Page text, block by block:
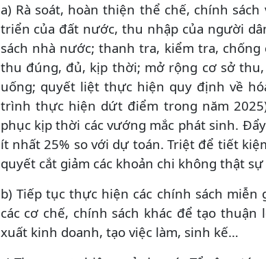
a) Rà soát, hoàn thiện thể chế, chính
triển của đất nước, thu nhập của người
sách nhà nước; thanh tra, kiểm tra,
thu đúng, đủ, kịp thời; mở rộng cơ sở
uống; quyết liệt thực hiện quy định về
trình thực hiện dứt điểm trong năm
phục kịp thời các vướng mắc phát sinh.
ít nhất 25% so với dự toán. Triệt để tiết
quyết cắt giảm các khoản chi không thật
b) Tiếp tục thực hiện các chính sách
các cơ chế, chính sách khác để tạo
xuất kinh doanh, tạo việc làm, sinh kế…